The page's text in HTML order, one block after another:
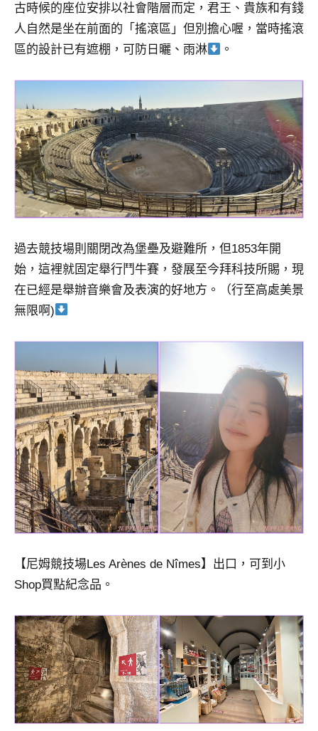
古時候的座位安排以社會階層而定，君王、貴族和有錢
人自然是坐在前面的「搖滾區」但別擔心喔，當時搖滾
區的設計已有遮棚，可防日曬、雨淋
。
過去競技場則關閉改為堡壘及避難所，但1853年開
始，這裡就固定舉行鬥牛賽，發展至今拜科技所賜，現
在已經是舉辦音樂會及表演的好地方。（行至高處美景
無限啊)
【尼姆競技場Les Arènes de Nîmes】出口，可到小
Shop買點紀念品。